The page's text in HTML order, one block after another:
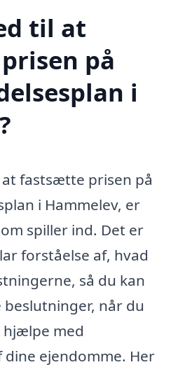
til at
på
i
fastsætte prisen på
i Hammelev, er
spiller ind. Det er
forståelse af, hvad
så du kan
når du
med
ejendomme. Her